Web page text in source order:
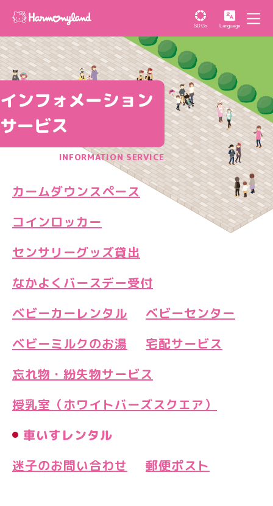
Language
SDGs
インフォメーション
サービス
INFORMATION SERVICE
カームダウンスペース
コインロッカー
センサリーグッズ貸出
なかよくバースデー受付
ベビーカーレンタル
ベビーセンター
ベビーミルクのお湯
宅配サービス
忘れ物・紛失物サービス
授乳室（ホワイトバーズスクエア）
車いすレンタル
迷子のお問い合わせ
郵便ポスト